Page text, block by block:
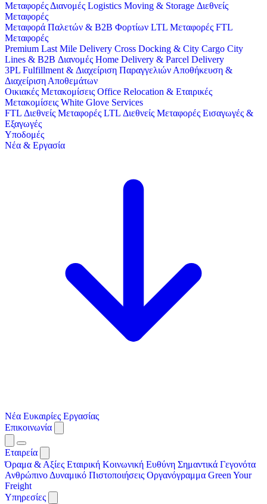
Μεταφορές Διανομές Logistics Moving & Storage Διεθνείς
Μεταφορές
Μεταφορά Παλετών & B2B Φορτίων LTL Μεταφορές FTL
Μεταφορές
Premium Last Mile Delivery Cross Docking & City Cargo City
Lines & B2B Διανομές Home Delivery & Parcel Delivery
3PL Fulfillment & Διαχείριση Παραγγελιών Αποθήκευση &
Διαχείριση Αποθεμάτων
Οικιακές Μετακομίσεις Office Relocation & Εταιρικές
Μετακομίσεις White Glove Services
FTL Διεθνείς Μεταφορές LTL Διεθνείς Μεταφορές Εισαγωγές &
Εξαγωγές
Υποδομές
Νέα & Εργασία
Νέα Ευκαιρίες Εργασίας
Επικοινωνία
Εταιρεία
Όραμα & Αξίες Εταιρική Κοινωνική Ευθύνη Σημαντικά Γεγονότα
Ανθρώπινο Δυναμικό Πιστοποιήσεις Οργανόγραμμα Green Your
Freight
Υπηρεσίες